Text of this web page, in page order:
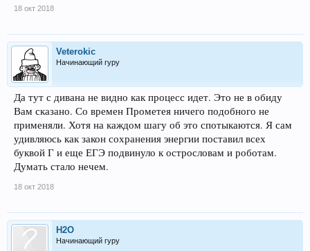
18 окт 2018
Veterokic
Начинающий гуру
Да тут с дивана не видно как процесс идет. Это не в обиду
Вам сказано. Со времен Прометея ничего подобного не
применяли. Хотя на каждом шагу об это спотыкаются. Я сам
удивляюсь как закон сохранения энергии поставил всех
буквой Г и еще ЕГЭ подвинуло к острословам и роботам.
Думать стало нечем.
18 окт 2018
H2O
Начинающий гуру